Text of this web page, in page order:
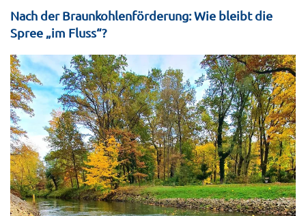
Nach der Braunkohlenförderung: Wie bleibt die
Spree „im Fluss“?